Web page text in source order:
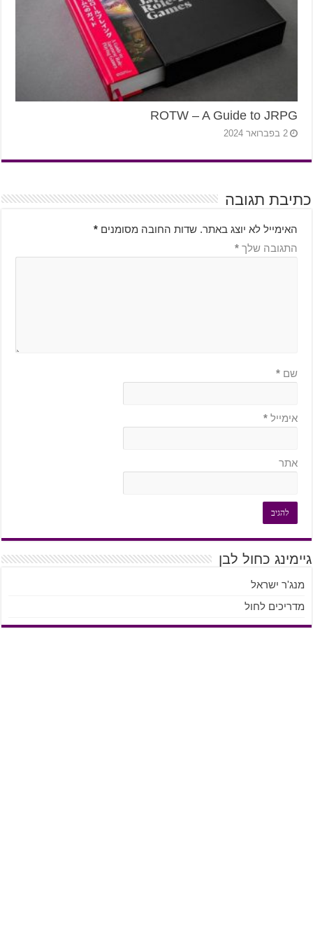
ROTW – A Guide to JRPG
2 בפברואר 2024
כתיבת תגובה
האימייל לא יוצג באתר. שדות החובה מסומנים *
התגובה שלך *
שם *
אימייל *
אתר
גיימינג כחול לבן
מנג'ר ישראל
מדריכים לחול